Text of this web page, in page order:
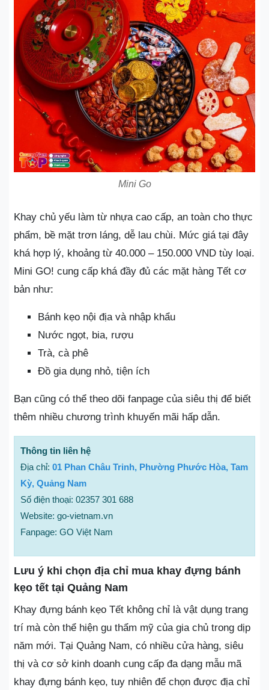
Mini Go
Khay chủ yếu làm từ nhựa cao cấp, an toàn cho thực
phẩm, bề mặt trơn láng, dễ lau chùi. Mức giá tại đây
khá hợp lý, khoảng từ 40.000 – 150.000 VND tùy loại.
Mini GO! cung cấp khá đầy đủ các mặt hàng Tết cơ
bản như:
Bánh kẹo nội địa và nhập khẩu
Nước ngọt, bia, rượu
Trà, cà phê
Đồ gia dụng nhỏ, tiện ích
Bạn cũng có thể theo dõi fanpage của siêu thị để biết
thêm nhiều chương trình khuyến mãi hấp dẫn.
Thông tin liên hệ
Địa chỉ: 01 Phan Châu Trinh, Phường Phước Hòa, Tam
Kỳ, Quảng Nam
Số điện thoại: 02357 301 688
Website: go-vietnam.vn
Fanpage: GO Việt Nam
Lưu ý khi chọn địa chỉ mua khay đựng bánh
kẹo tết tại Quảng Nam
Khay đựng bánh kẹo Tết không chỉ là vật dụng trang
trí mà còn thể hiện gu thẩm mỹ của gia chủ trong dịp
năm mới. Tại Quảng Nam, có nhiều cửa hàng, siêu
thị và cơ sở kinh doanh cung cấp đa dạng mẫu mã
khay đựng bánh kẹo, tuy nhiên để chọn được địa chỉ